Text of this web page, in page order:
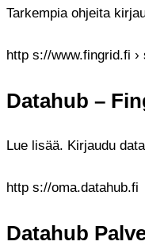
Tarkempia ohjeita
http s://www.fingrid.fi ›
Datahub –
Lue lisää. Kirjaudu
http s://oma.datahub.fi
Datahub